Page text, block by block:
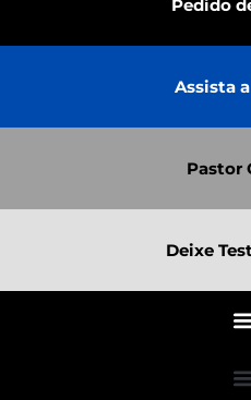
Pedido
Assista
Pastor
Deixe